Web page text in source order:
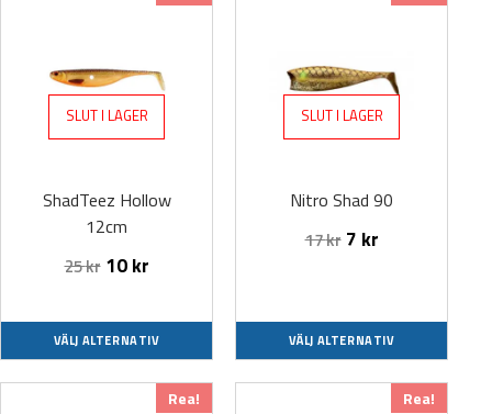
SLUT I LAGER
ShadTeez Hollow
12cm
25kr 10kr
VÄLJ ALTERNATIV
har
flera
varianter.
De
alternativen
kan
på
SLUT I LAGER
Nitro Shad 90
17kr 7 kr
VÄLJ ALTERNATIV
har
flera
varianter.
De
alternativen
väljas
Rea! Rea!